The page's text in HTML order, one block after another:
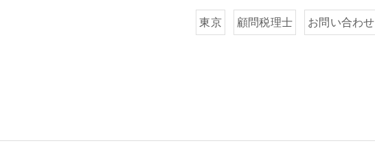
東京 顧問税理士 お問い合わせ